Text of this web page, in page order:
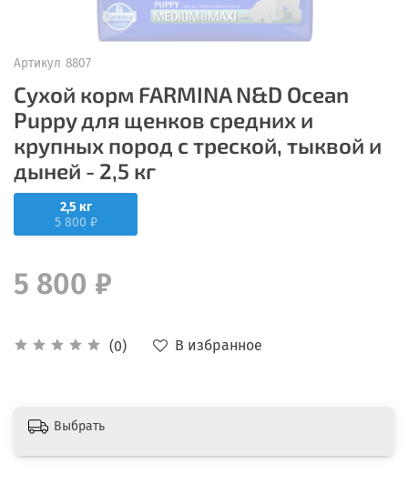
Артикул 8807
Сухой корм FARMINA N&D Ocean
Puppy для щенков средних и
крупных пород с треской, тыквой и
дыней - 2,5 кг
(0) В избранное
2,5 кг
5 800 ₽
5 800 ₽
Выбрать